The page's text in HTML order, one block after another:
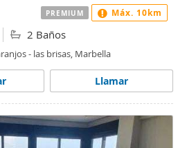
2 Baños
- las brisas, Marbella
Llamar
PREMIUM Máx. 10km